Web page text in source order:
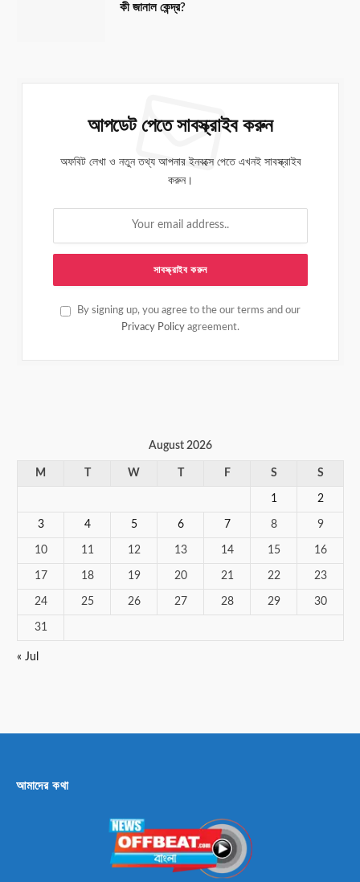
কী জানাল কেন্দ্র?
আপডেট পেতে সাবস্ক্রাইব করুন
অফবিট লেখা ও নতুন তথ্য আপনার ইনবক্সে পেতে এখনই সাবস্ক্রাইব
করুন।
By signing up, you agree to the our terms and our
Privacy Policy agreement.
August 2026
M W F S S
1 2
3 4 5 6 7 8 9
10 11 12 13 14 15 16
17 18 19 20 21 22 23
24 25 26 27 28 29 30
31
« Jul
আমাদের কথা